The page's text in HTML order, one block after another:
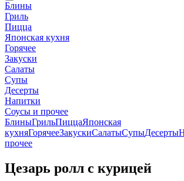
Блины
Гриль
Пицца
Японская кухня
Горячее
Закуски
Салаты
Супы
Десерты
Напитки
Соусы и прочее
БлиныГрильПиццаЯпонская
кухняГорячееЗакускиСалатыСупыДесерты
прочее
Цезарь ролл с курицей